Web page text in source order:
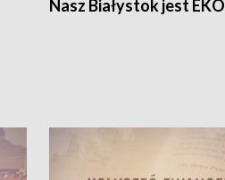
Nasz Białystok jest EKO